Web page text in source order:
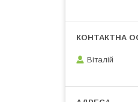
Віталій